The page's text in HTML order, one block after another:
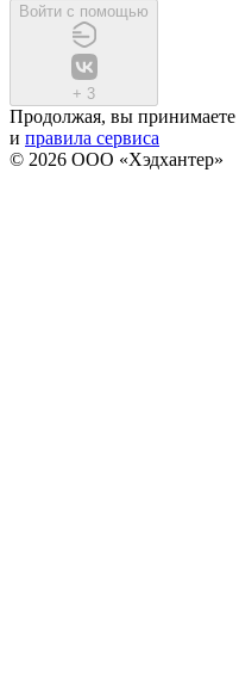
Войти с помощью
+ 3
Продолжая, вы принимаете
и правила сервиса
© 2026 ООО «Хэдхантер»